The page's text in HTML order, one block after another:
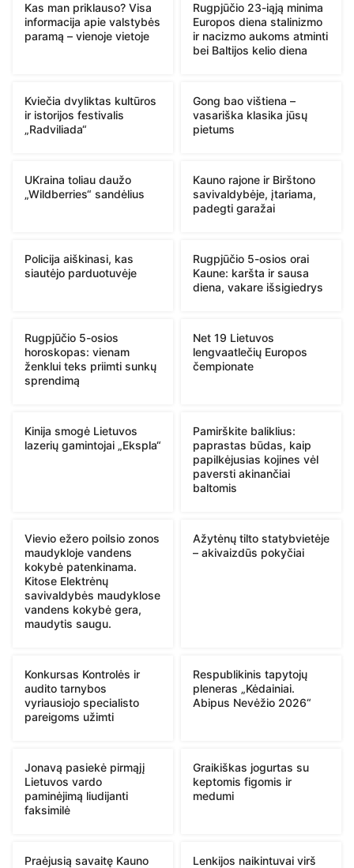
Kas man priklauso? Visa
informacija apie valstybės
paramą – vienoje vietoje
Rugpjūčio 23-iąją minima
Europos diena stalinizmo
ir nacizmo aukoms atminti
bei Baltijos kelio diena
Kviečia dvyliktas kultūros
ir istorijos festivalis
„Radviliada“
Gong bao vištiena –
vasariška klasika jūsų
pietums
UKraina toliau daužo
„Wildberries“ sandėlius
Kauno rajone ir Birštono
savivaldybėje, įtariama,
padegti garažai
Policija aiškinasi, kas
siautėjo parduotuvėje
Rugpjūčio 5-osios orai
Kaune: karšta ir sausa
diena, vakare išsigiedrys
Rugpjūčio 5-osios
horoskopas: vienam
ženklui teks priimti sunkų
sprendimą
Net 19 Lietuvos
lengvaatlečių Europos
čempionate
Kinija smogė Lietuvos
lazerių gamintojai „Ekspla“
Pamirškite baliklius:
paprastas būdas, kaip
papilkėjusias kojines vėl
paversti akinančiai
baltomis
Vievio ežero poilsio zonos
maudykloje vandens
kokybė patenkinama.
Kitose Elektrėnų
savivaldybės maudyklose
vandens kokybė gera,
maudytis saugu.
Ažytėnų tilto statybvietėje
– akivaizdūs pokyčiai
Konkursas Kontrolės ir
audito tarnybos
vyriausiojo specialisto
pareigoms užimti
Respublikinis tapytojų
pleneras „Kėdainiai.
Abipus Nevėžio 2026“
Jonavą pasiekė pirmąjį
Lietuvos vardo
paminėjimą liudijanti
faksimilė
Graikiškas jogurtas su
keptomis figomis ir
medumi
Praėjusią savaitę Kauno Lenkijos naikintuvai virš